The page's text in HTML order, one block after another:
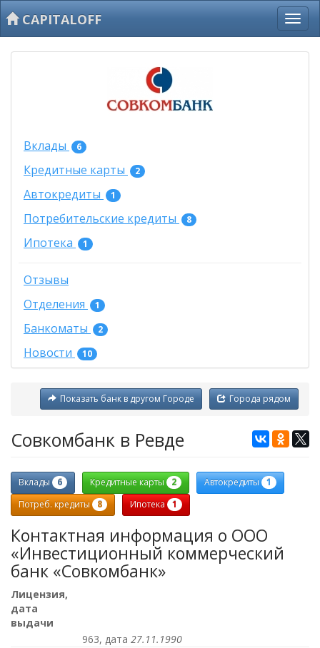
CAPITALOFF
Вклады 6
Кредитные карты 2
Автокредиты 1
Потребительские кредиты 8
Ипотека 1
Отзывы
Отделения
1
Банкоматы 2
Новости 10
Города рядом
Показать банк в другом Городе
Совкомбанк в Ревде
Вклады 6 Кредитные карты 2 Автокредиты 1
Потреб. кредиты 8 Ипотека 1
Контактная информация о ООО
«Инвестиционный коммерческий
банк «Совкомбанк»
Лицензия,
дата
выдачи
963, дата 27.11.1990